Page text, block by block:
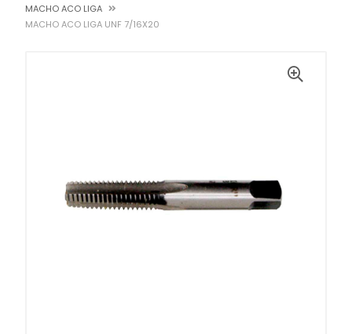
MACHO ACO LIGA
MACHO ACO LIGA UNF 7/16X20